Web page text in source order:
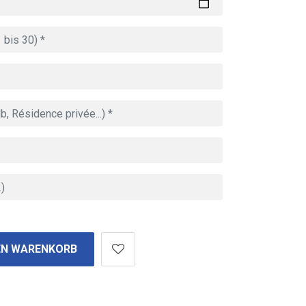
WARENKORB